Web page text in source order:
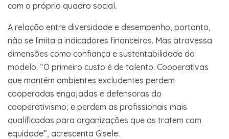
com o próprio quadro social.
A relação entre diversidade e desempenho, portanto,
não se limita a indicadores financeiros. Mas atravessa
dimensões como confiança e sustentabilidade do
modelo. “O primeiro custo é de talento. Cooperativas
que mantêm ambientes excludentes perdem
cooperadas engajadas e defensoras do
cooperativismo; e perdem as profissionais mais
qualificadas para organizações que as tratem com
equidade”, acrescenta Gisele.